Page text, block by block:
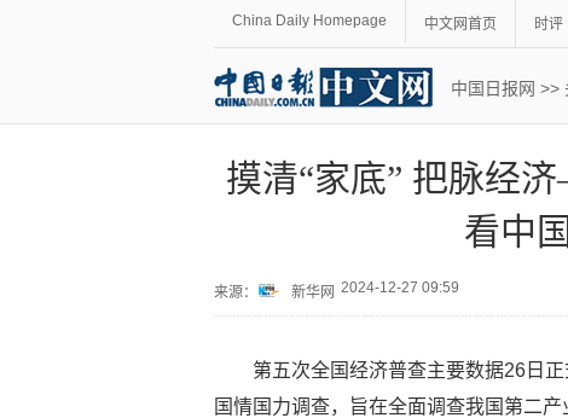
China Daily Homepage 中文网首页 时评
中国日报网 >>
摸清“家底” 把脉经
看中
来源： 新华网 2024-12-27 09:59
第五次全国经济普查主要数据26日
国情国力调查，旨在全面调查我国第二